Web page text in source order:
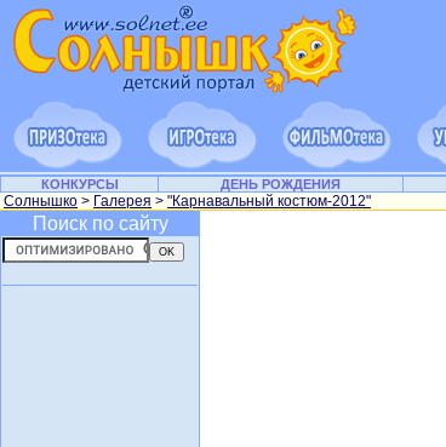
КОНКУРСЫ ДЕНЬ РОЖДЕНИЯ
Солнышко > Галерея > "Карнавальный костюм-2012"
Поиск по сайту